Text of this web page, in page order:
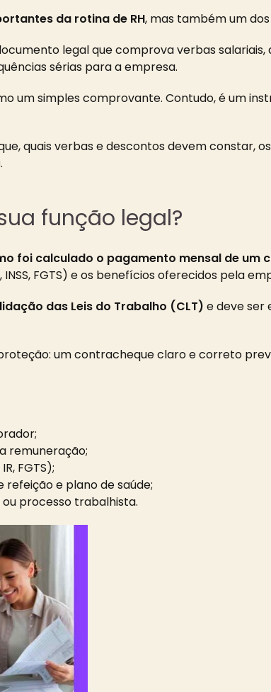
da rotina de RH, mas também um
legal que comprova verbas
sérias para a empresa.
um simples comprovante. Contudo, é um
quais verbas e descontos devem constar,
função legal?
foi calculado o pagamento mensal de um
FGTS) e os benefícios oferecidos pela
das Leis do Trabalho (CLT) e deve ser
um contracheque claro e correto
remuneração;
FGTS);
e plano de saúde;
processo trabalhista.